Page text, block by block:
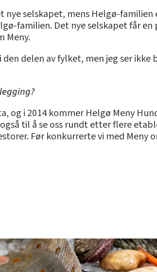
nye selskapet, mens Helgø-
familien. Det nye selskapet får
Meny.
delen av fylket, men jeg ser
og i 2014 kommer Helgø Meny
til å se oss rundt etter flere
Før konkurrerte vi med Meny